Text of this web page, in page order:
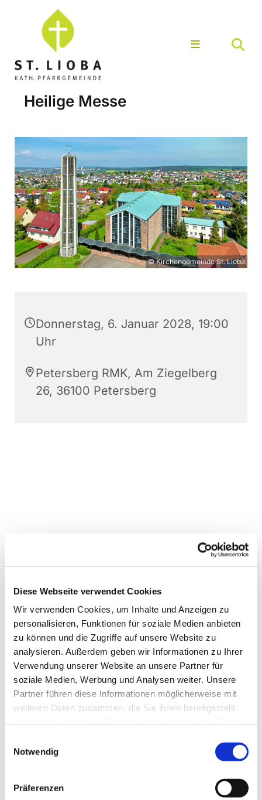
Diese Webseite verwendet Cookies
Wir verwenden Cookies, um Inhalte und Anzeigen zu
personalisieren, Funktionen für soziale Medien anbieten
zu können und die Zugriffe auf unsere Website zu
analysieren. Außerdem geben wir Informationen zu Ihrer
Verwendung unserer Website an unsere Partner für
soziale Medien, Werbung und Analysen weiter. Unsere
Partner führen diese Informationen möglicherweise mit
weiteren Daten zusammen, die Sie ihnen bereitgestellt
Notwendig
Präferenzen
Heilige Messe
© Kirchengemeinde St. Lioba
Donnerstag, 6. Januar 2028, 19:00
Uhr
Petersberg RMK, Am Ziegelberg
26, 36100 Petersberg
Dies könnte Sie auch
interessieren